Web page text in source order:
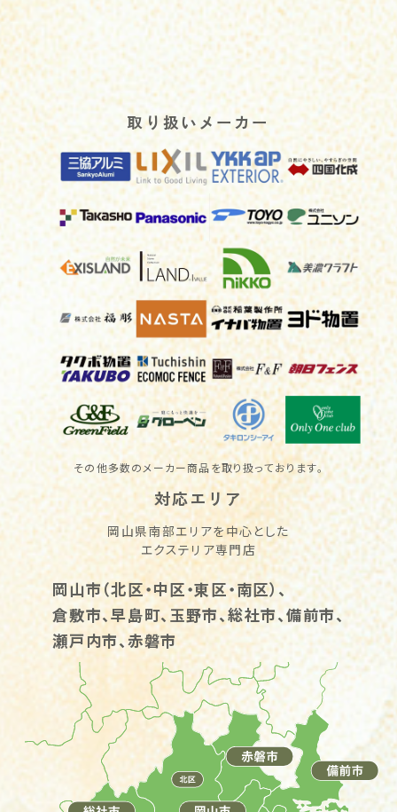
取り扱いメーカー
その他多数のメーカー商品を取り扱っております。
対応エリア
岡山県南部エリアを中心とした
エクステリア専門店
岡山市（北区・中区・東区・南区）、
倉敷市、早島町、玉野市、総社市、備前市、
瀬戸内市、赤磐市